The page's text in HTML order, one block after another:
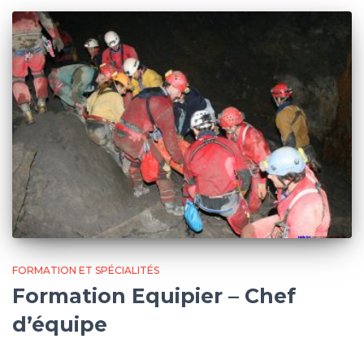
FORMATION ET SPÉCIALITÉS
Formation Equipier – Chef
d’équipe